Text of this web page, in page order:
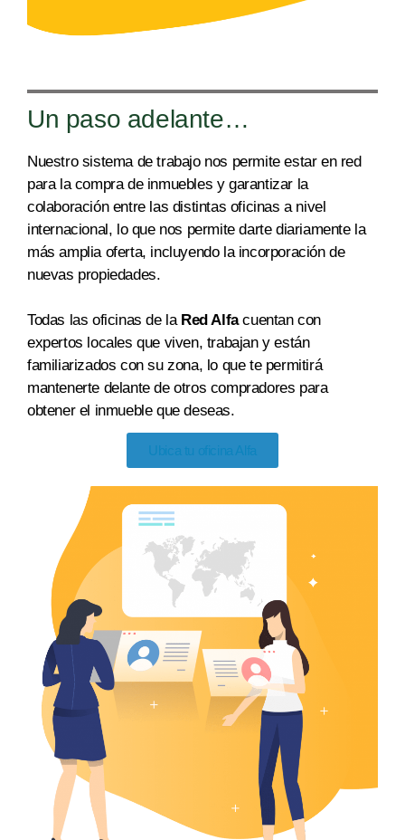
Un paso adelante…
Nuestro sistema de trabajo nos permite estar en red
para la compra de inmuebles y garantizar la
colaboración entre las distintas oficinas a nivel
internacional, lo que nos permite darte diariamente la
más amplia oferta, incluyendo la incorporación de
nuevas propiedades.
Todas las oficinas de la Red Alfacuentan con
expertos locales que viven, trabajan y están
familiarizados con su zona, lo que te permitirá
mantenerte delante de otros compradores para
obtener el inmuebleque deseas.
Ubica tu oficina Alfa